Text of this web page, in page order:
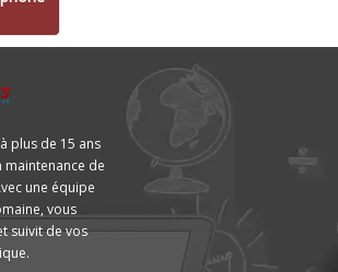
plus de 15 ans
de
une équipe
vous
suivit de vos